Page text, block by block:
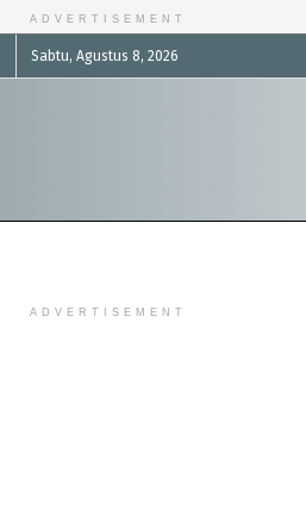
ADVERTISEMENT
Sabtu, Agustus 8, 2026
ADVERTISEMENT